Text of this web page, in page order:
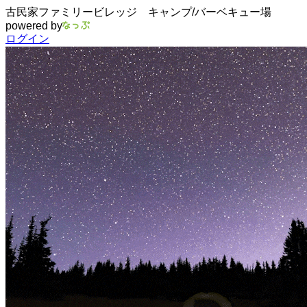
古民家ファミリービレッジ キャンプ/バーベキュー場
powered by
ログイン